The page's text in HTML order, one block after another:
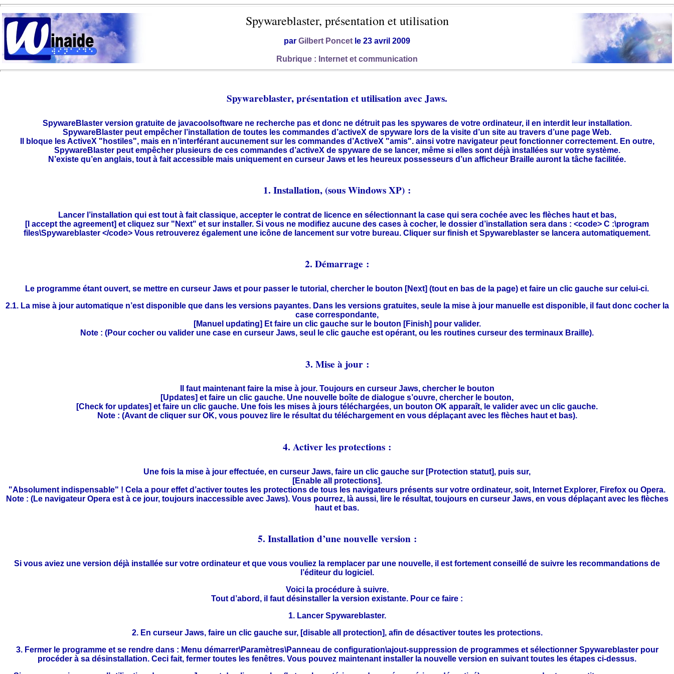
Spywareblaster, présentation et utilisation
par Gilbert Poncet le 23 avril 2009
Rubrique : Internet et communication
Spywareblaster, présentation et utilisation avec Jaws.
SpywareBlaster version gratuite de javacoolsoftware ne recherche pas et donc ne détruit pas les spywares de votre ordinateur, il en interdit leur installation.
SpywareBlaster peut empêcher l’installation de toutes les commandes d’activeX de spyware lors de la visite d’un site au travers d’une page Web.
Il bloque les ActiveX "hostiles", mais en n’interférant aucunement sur les commandes d’ActiveX "amis". ainsi votre navigateur peut fonctionner correctement. En outre,
SpywareBlaster peut empêcher plusieurs de ces commandes d’activeX de spyware de se lancer, même si elles sont déjà installées sur votre système.
N’existe qu’en anglais, tout à fait accessible mais uniquement en curseur Jaws et les heureux possesseurs d’un afficheur Braille auront la tâche facilitée.
1. Installation, (sous Windows XP) :
Lancer l’installation qui est tout à fait classique, accepter le contrat de licence en sélectionnant la case qui sera cochée avec les flèches haut et bas,
[I accept the agreement] et cliquez sur "Next" et sur installer. Si vous ne modifiez aucune des cases à cocher, le dossier d’installation sera dans : <code> C :\program
files\Spywareblaster </code> Vous retrouverez également une icône de lancement sur votre bureau. Cliquer sur finish et Spywareblaster se lancera automatiquement.
2. Démarrage :
Le programme étant ouvert, se mettre en curseur Jaws et pour passer le tutorial, chercher le bouton [Next] (tout en bas de la page) et faire un clic gauche sur celui-ci.
2.1. La mise à jour automatique n’est disponible que dans les versions payantes. Dans les versions gratuites, seule la mise à jour manuelle est disponible, il faut donc cocher la
case correspondante,
[Manuel updating] Et faire un clic gauche sur le bouton [Finish] pour valider.
Note : (Pour cocher ou valider une case en curseur Jaws, seul le clic gauche est opérant, ou les routines curseur des terminaux Braille).
3. Mise à jour :
Il faut maintenant faire la mise à jour. Toujours en curseur Jaws, chercher le bouton
[Updates] et faire un clic gauche. Une nouvelle boîte de dialogue s’ouvre, chercher le bouton,
[Check for updates] et faire un clic gauche. Une fois les mises à jours téléchargées, un bouton OK apparaît, le valider avec un clic gauche.
Note : (Avant de cliquer sur OK, vous pouvez lire le résultat du téléchargement en vous déplaçant avec les flèches haut et bas).
4. Activer les protections :
Une fois la mise à jour effectuée, en curseur Jaws, faire un clic gauche sur [Protection statut], puis sur,
[Enable all protections].
"Absolument indispensable" ! Cela a pour effet d’activer toutes les protections de tous les navigateurs présents sur votre ordinateur, soit, Internet Explorer, Firefox ou Opera.
Note : (Le navigateur Opera est à ce jour, toujours inaccessible avec Jaws). Vous pourrez, là aussi, lire le résultat, toujours en curseur Jaws, en vous déplaçant avec les flèches
haut et bas.
5. Installation d’une nouvelle version :
Si vous aviez une version déjà installée sur votre ordinateur et que vous vouliez la remplacer par une nouvelle, il est fortement conseillé de suivre les recommandations de
l’éditeur du logiciel.
Voici la procédure à suivre.
Tout d’abord, il faut désinstaller la version existante. Pour ce faire :
1. Lancer Spywareblaster.
2. En curseur Jaws, faire un clic gauche sur, [disable all protection], afin de désactiver toutes les protections.
3. Fermer le programme et se rendre dans : Menu démarrer\Paramètres\Panneau de configuration\ajout-suppression de programmes et sélectionner Spywareblaster pour
procéder à sa désinstallation. Ceci fait, fermer toutes les fenêtres. Vous pouvez maintenant installer la nouvelle version en suivant toutes les étapes ci-dessus.